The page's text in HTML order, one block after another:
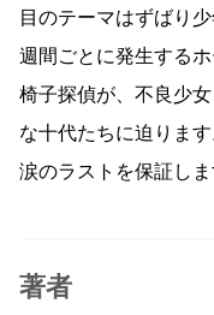
目のテーマはずばり
週間ごとに発生する
椅子探偵が、不良少
な十代たちに迫りま
涙のラストを保証しま
著者